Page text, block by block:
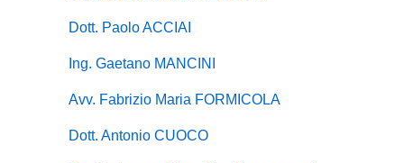
Dott. Paolo ACCIAI
Ing. Gaetano MANCINI
Avv. Fabrizio Maria FORMICOLA
Dott. Antonio CUOCO